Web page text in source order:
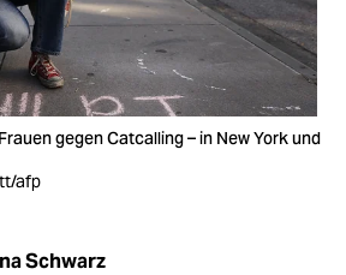
gegen Catcalling – in New York und
afp
Schwarz